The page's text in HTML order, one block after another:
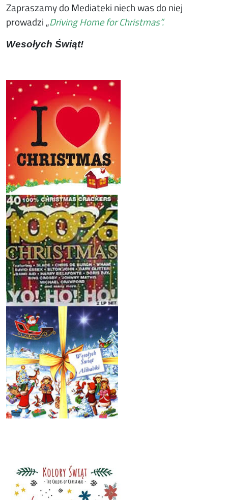
Zapraszamy do Mediateki niech was do niej
prowadzi „Driving Home for Christmas”.
Wesołych Świąt!